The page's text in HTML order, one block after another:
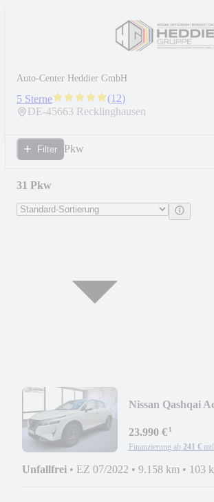
Auto-Center Heddier GmbH
5 Sterne (12)
DE-45663 Recklinghausen
Filter Pkw
31 Pkw
Nissan Qashqai
23.990 €¹
Finanzierung ab 241 € mtl.
Unfallfrei • EZ 07/2022 • 9.158 km • 103